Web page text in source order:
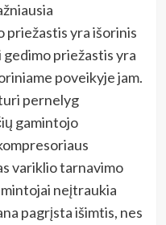
yra išorinis
priežastis yra
poveikyje jam.
pernelyg
gamintojo
variklio tarnavimo
neįtraukia
pagrįsta išimtis, nes